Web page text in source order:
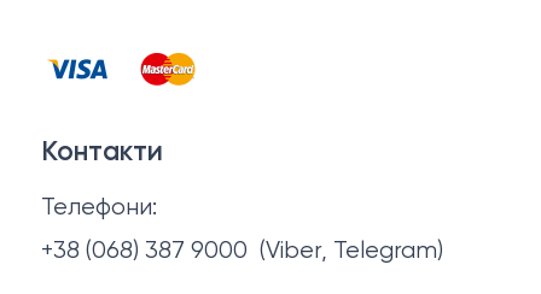
Тумби та комоди
Контакти
Політика конфіденційності
Контакти
Телефони:
+38 (068) 387 9000 (Viber, Telegram)